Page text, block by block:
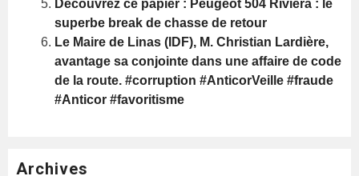
Decouvrez ce papier : Peugeot 504 Riviera : le
superbe break de chasse de retour
Le Maire de Linas (IDF), M. Christian Lardière,
avantage sa conjointe dans une affaire de code
de la route. #corruption #AnticorVeille #fraude
#Anticor #favoritisme
Archives